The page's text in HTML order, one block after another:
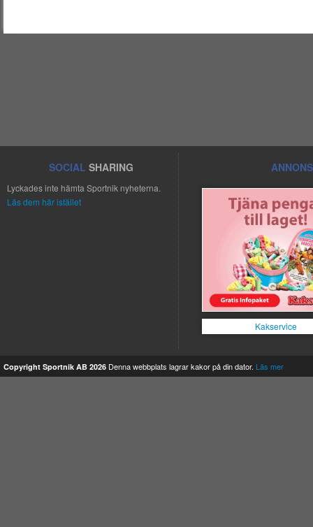
SOCIAL SHARING
Lyckades inte hämta Sportnik nyheterna.
Läs dem här istället
Kakservice
Copyright Sportnik AB 2026 Denna webbplats lagrar kakor på din dator. Läs mer